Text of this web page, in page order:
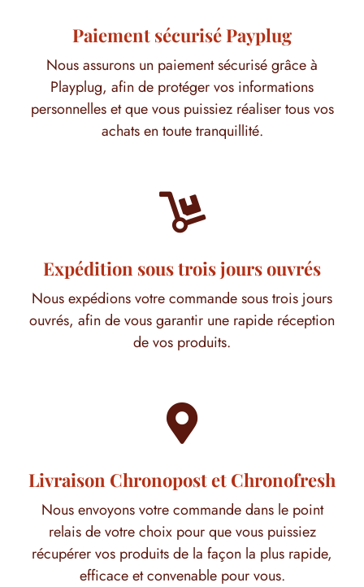
Paiement sécurisé Payplug
Nous assurons un paiement sécurisé grâce à
Playplug, afin de protéger vos informations
personnelles et que vous puissiez réaliser tous vos
achats en toute tranquillité.

Expédition sous trois jours ouvrés
Nous expédions votre commande sous trois jours
ouvrés, afin de vous garantir une rapide réception
de vos produits.

Livraison Chronopost et Chronofresh
Nous envoyons votre commande dans le point
relais de votre choix pour que vous puissiez
récupérer vos produits de la façon la plus rapide,
efficace et convenable pour vous.